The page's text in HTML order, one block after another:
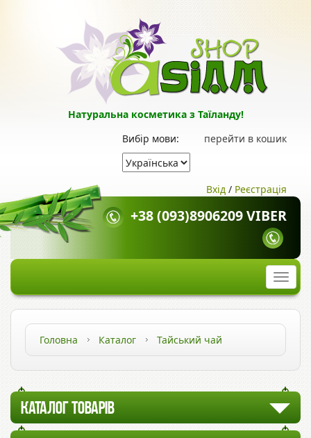
Натуральна косметика з Таїланду!
перейти в кошик
Вибір мови:
Вхід / Реєстрація
+38 (093)8906209 VIBER
Головна Каталог Тайський чай
КАТАЛОГ ТОВАРІВ